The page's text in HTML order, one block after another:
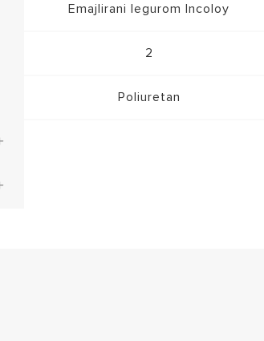
Emajlirani legurom Incoloy
2
Poliuretan